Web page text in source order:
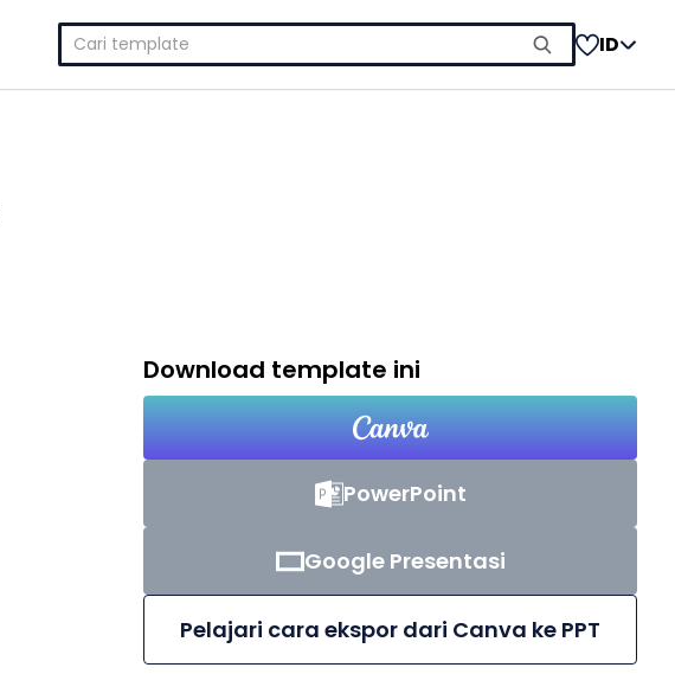
Cari
untuk:
ID
Download template ini
PowerPoint
Google Presentasi
Pelajari cara ekspor dari Canva ke PPT